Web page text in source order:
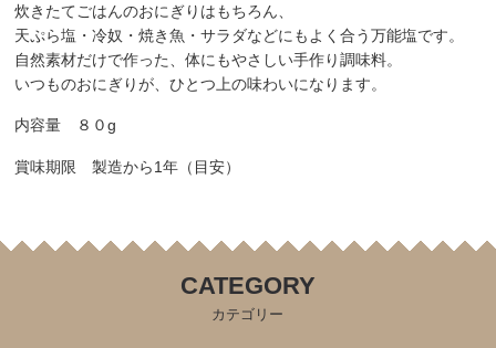
炊きたてごはんのおにぎりはもちろん、
天ぷら塩・冷奴・焼き魚・サラダなどにもよく合う万能塩です。
自然素材だけで作った、体にもやさしい手作り調味料。
いつものおにぎりが、ひとつ上の味わいになります。
内容量 ８０g
賞味期限 製造から1年（目安）
CATEGORY
カテゴリー